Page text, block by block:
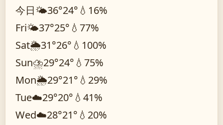
今日🌤️36°24° 💧16%
Fri🌤️37°25° 💧77%
Sat🌦️31°26° 💧100%
Sun⛈️29°24° 💧75%
Mon🌦️29°21° 💧29%
Tue☁️29°20° 💧41%
Wed☁️28°21° 💧20%